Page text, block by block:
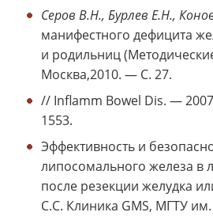
Серов В.Н., Бурлев Е.Н.,
манифестного дефицита
и родильниц
Москва,2010. — С. 27.
// Inflamm Bowel Dis. —
1553.
Эффективность и
липосомального железа в
после резекции желудка
С.С. Клиника GMS, МГТУ